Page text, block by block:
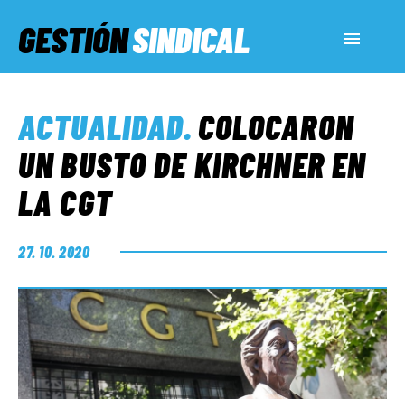
GESTIÓNSINDICAL
SERVICIOS SOCIALES
INFORMES ESPECIALES
FUERA DE MEGÁFONO
EL LADO «G»
ACTUALIDAD.COLOCARON
UN BUSTO DE KIRCHNER EN
LA CGT
27. 10. 2020